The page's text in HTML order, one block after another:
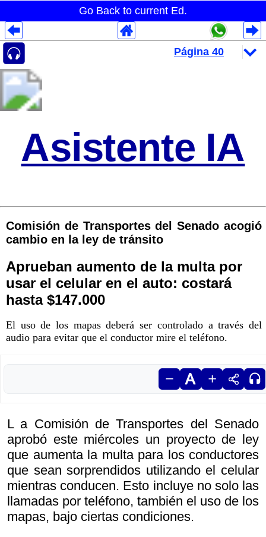
Go Back to current Ed.
Asistente IA
Comisión de Transportes del Senado acogió
cambio en la ley de tránsito
Aprueban aumento de la multa por
usar el celular en el auto: costará
hasta $147.000
El uso de los mapas deberá ser controlado a través del
audio para evitar que el conductor mire el teléfono.
L a Comisión de Transportes del Senado
aprobó este miércoles un proyecto de ley
que aumenta la multa para los conductores
que sean sorprendidos utilizando el celular
mientras conducen. Esto incluye no solo las
llamadas por teléfono, también el uso de los
mapas, bajo ciertas condiciones.
Despliegues Analytics
Despliegues Totales
Despliegues por Rubros